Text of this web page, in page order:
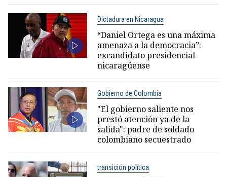
Dictadura en Nicaragua
“Daniel Ortega es una máxima
amenaza a la democracia”:
excandidato presidencial
nicaragüense
Gobierno de Colombia
"El gobierno saliente nos
prestó atención ya de la
salida": padre de soldado
colombiano secuestrado
transición política